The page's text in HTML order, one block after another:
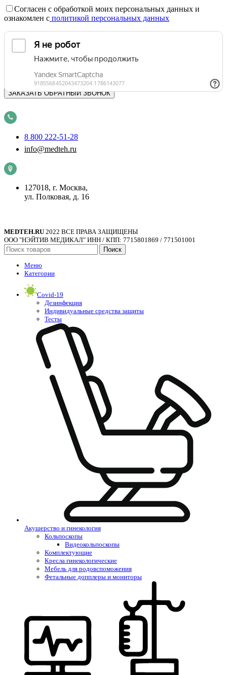
Согласен с обработкой моих персональных данных и
ознакомлен с политикой персональных данных
8 800 222-51-28
info@medteh.ru
127018, г. Москва,
ул. Полковая, д. 16
MEDTEH.RU 2022 ВСЕ ПРАВА ЗАЩИЩЕНЫ
ООО "НЭЙТИВ МЕДИКАЛ" ИНН / КПП: 7715801869 / 771501001
Поиск
Меню
Категории
Covid-19
Дезинфекция
Индивидуальные средства защиты
Тесты
Акушерство и гинекология
Кольпоскопы
Видеокольпоскопы
Комплектующие
Кресла гинекологические
Мебель для родовспоможения
Фетальные допплеры и мониторы